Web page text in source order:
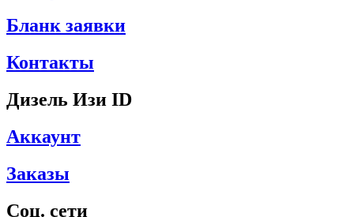
Бланк заявки
Контакты
Дизель Изи ID
Аккаунт
Заказы
Соц. сети